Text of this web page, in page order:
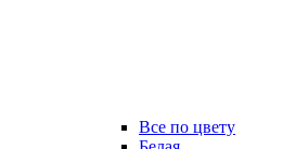
Все по цвету